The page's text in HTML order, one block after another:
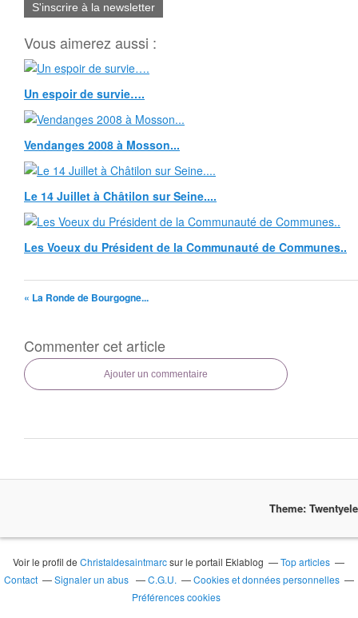
S'inscrire à la newsletter
Vous aimerez aussi :
Un espoir de survie….
Vendanges 2008 à Mosson...
Le 14 Juillet à Châtilon sur Seine....
Les Voeux du Président de la Communauté de Communes..
« La Ronde de Bourgogne...
Commenter cet article
Ajouter un commentaire
Theme:
Voir le profil deChristaldesaintmarcsur le portail Eklablog
Top articles
Contact
Signaler un abus C.G.U.
Cookies et données personnelles
Préférences cookies